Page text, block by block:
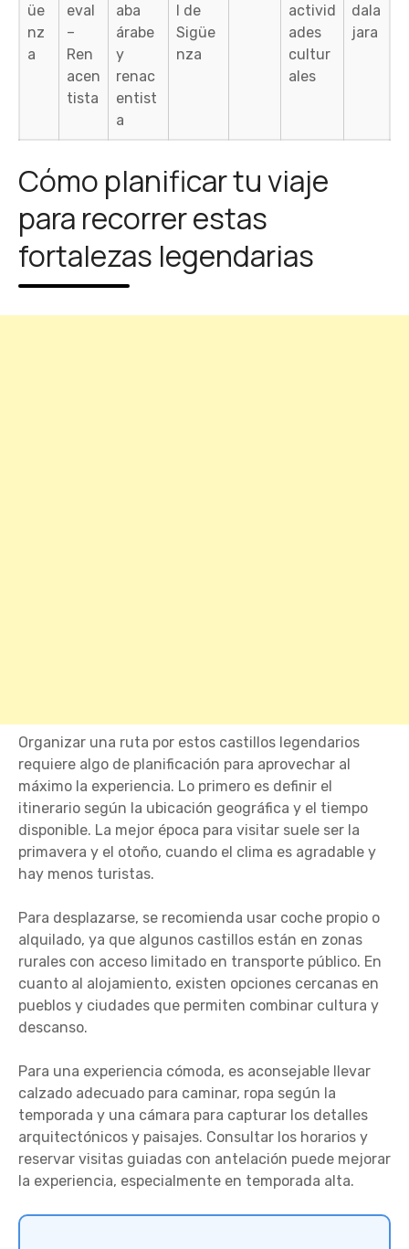
üe
nz
a
eval
–
Ren
acen
tista
aba
árabe
y
renac
entist
a
l de
Sigüe
nza
activid
ades
cultur
ales
dala
jara
Cómo planificar tu viaje
para recorrer estas
fortalezas legendarias
Organizar una ruta por estos castillos legendarios
requiere algo de planificación para aprovechar al
máximo la experiencia. Lo primero es definir el
itinerario según la ubicación geográfica y el tiempo
disponible. La mejor época para visitar suele ser la
primavera y el otoño, cuando el clima es agradable y
hay menos turistas.
Para desplazarse, se recomienda usar coche propio o
alquilado, ya que algunos castillos están en zonas
rurales con acceso limitado en transporte público. En
cuanto al alojamiento, existen opciones cercanas en
pueblos y ciudades que permiten combinar cultura y
descanso.
Para una experiencia cómoda, es aconsejable llevar
calzado adecuado para caminar, ropa según la
temporada y una cámara para capturar los detalles
arquitectónicos y paisajes. Consultar los horarios y
reservar visitas guiadas con antelación puede mejorar
la experiencia, especialmente en temporada alta.